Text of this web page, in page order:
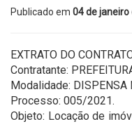
Publicado em 04 de janeiro
EXTRATO DO
Contratante:
Modalidade: DISPENSA
Processo: 005/2021.
Objeto: Locação de